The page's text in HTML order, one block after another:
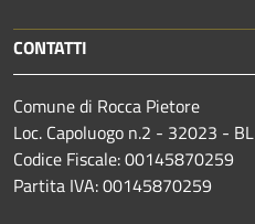
CONTATTI
Comune di Rocca Pietore
Loc. Capoluogo n.2 - 32023 - BL
Codice Fiscale: 00145870259
Partita IVA: 00145870259